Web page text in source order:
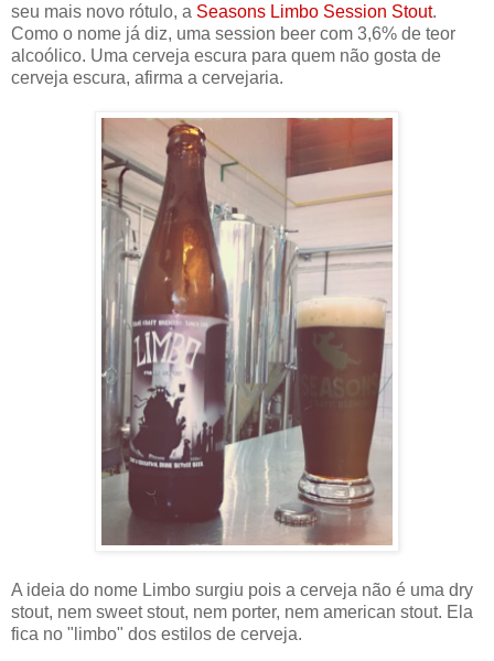
seu mais novo rótulo, a Seasons Limbo Session Stout.
Como o nome já diz, uma session beer com 3,6% de teor
alcoólico. Uma cerveja escura para quem não gosta de
cerveja escura, afirma a cervejaria.
A ideia do nome Limbo surgiu pois a cerveja não é uma dry
stout, nem sweet stout, nem porter, nem american stout. Ela
fica no "limbo" dos estilos de cerveja.